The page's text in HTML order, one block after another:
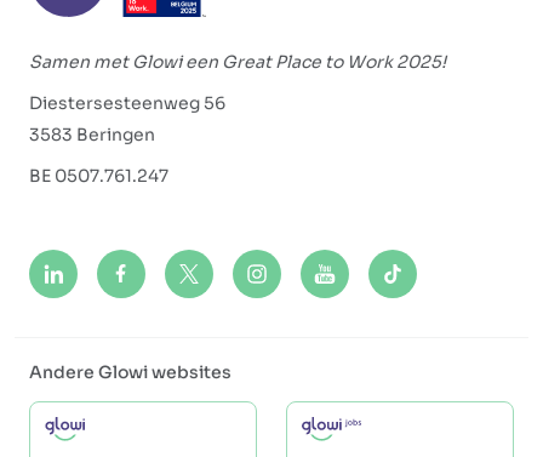
Samen met Glowi een Great Place to Work 2025!
Diestersesteenweg 56
3583 Beringen
BE 0507.761.247
Andere Glowi websites